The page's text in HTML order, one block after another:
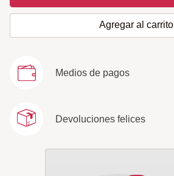
Agregar al carrito
Medios de pagos
Devoluciones felices